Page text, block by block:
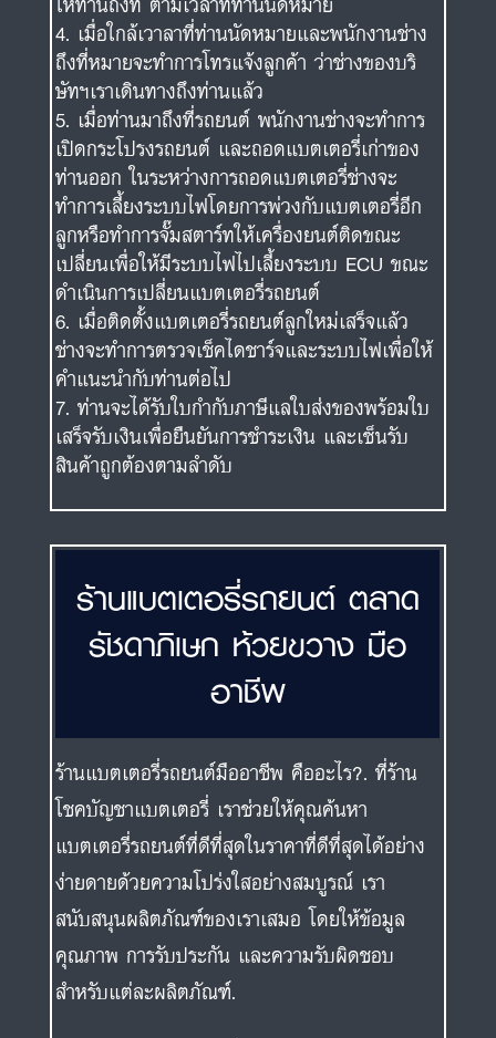
เมื่อใกล้เวาลาที่ท่านนัดหมายและพนักงานช่าง
ถึงที่หมายจะทำการโทรแจ้งลูกค้า ว่าช่างของบริ
ษัทฯเราเดินทางถึงท่านแล้ว
เมื่อท่านมาถึงที่รถยนต์ พนักงานช่างจะทำการ
เปิดกระโปรงรถยนต์ และถอดแบตเตอรี่เก่าของ
ท่านออก ในระหว่างการถอดแบตเตอรี่ช่างจะ
ทำการเลี้ยงระบบไฟโดยการพ่วงกับแบตเตอรี่อีก
ลูกหรือทำการจั๊มสตาร์ทให้เครื่องยนต์ติดขณะ
เปลี่ยนเพื่อให้มีระบบไฟไปเลี้ยงระบบ ECU ขณะ
ดำเนินการเปลี่ยนแบตเตอรี่รถยนต์
เมื่อติดตั้งแบตเตอรี่รถยนต์ลูกใหม่เสร็จแล้ว
ช่างจะทำการตรวจเช็คไดชาร์จและระบบไฟเพื่อให้
คำแนะนำกับท่านต่อไป
ท่านจะได้รับใบกำกับภาษีแลใบส่งของพร้อมใบ
เสร็จรับเงินเพื่อยืนยันการชำระเงิน และเซ็นรับ
สินค้าถูกต้องตามลำดับ
ร้านแบตเตอรี่รถยนต์ ตลาด
รัชดาภิเษก ห้วยขวาง มือ
อาชีพ
ร้านแบตเตอรี่รถยนต์มืออาชีพ คืออะไร?. ที่ร้าน
โชคบัญชาแบตเตอรี่ เราช่วยให้คุณค้นหา
แบตเตอรี่รถยนต์ที่ดีที่สุดในราคาที่ดีที่สุดได้อย่าง
ง่ายดายด้วยความโปร่งใสอย่างสมบูรณ์ เรา
สนับสนุนผลิตภัณฑ์ของเราเสมอ โดยให้ข้อมูล
คุณภาพ การรับประกัน และความรับผิดชอบ
สำหรับแต่ละผลิตภัณฑ์.